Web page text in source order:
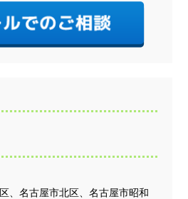
、名古屋市北区、名古屋市昭和